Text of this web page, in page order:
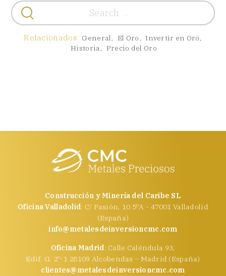
Buscar:
Relacionados: General, El Oro, Invertir en Oro,
Historia, Precio del Oro
Construcción y Minería del Caribe SL
Oficina Valladolid: C/ Pasión, 10 5ºA - 47001 Valladolid
(España)
info@metalesdeinversioncmc.com
Oficina Madrid: Calle Caléndula 93,
Edif. G, 2º-1 28109 Alcobendas – Madrid (España)
clientes@metalesdeinversioncmc.com